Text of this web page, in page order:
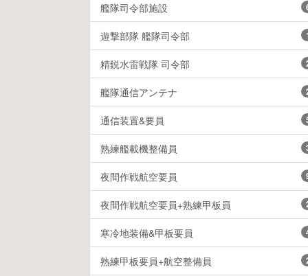
艦隊司令部施設
遊撃部隊 艦隊司令部
精鋭水雷戦隊 司令部
艦隊通信アンテナ
通信装置&要員
熟練艦載機整備員
夜間作戦航空要員
夜間作戦航空要員+熟練甲板員
寒冷地装備&甲板要員
熟練甲板要員+航空整備員